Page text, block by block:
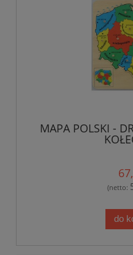
MAPA POLSKI -
(netto:
do